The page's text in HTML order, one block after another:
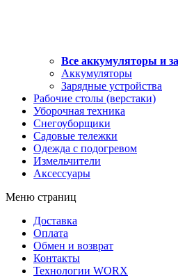
Все аккумуляторы и
Аккумуляторы
Зарядные устройства
Рабочие столы (верстаки)
Уборочная техника
Снегоуборщики
Садовые тележки
Одежда с подогревом
Измельчители
Аксессуары
Меню страниц
Доставка
Оплата
Обмен и возврат
Контакты
Технологии WORX